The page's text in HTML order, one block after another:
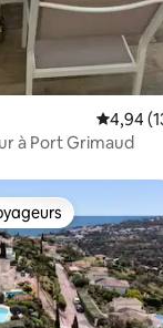
4,94
à Port Grimaud